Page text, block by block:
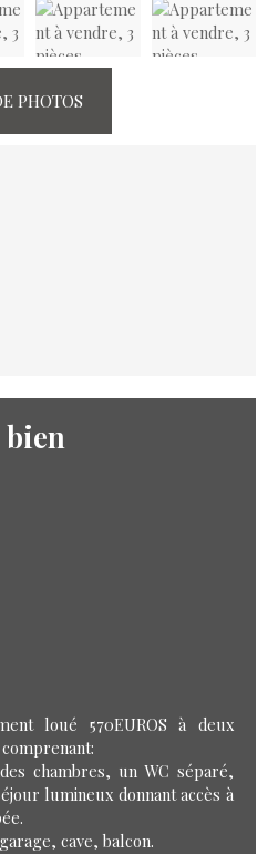
PHOTOS
loué 570EUROS à deux
chambres, un WC séparé,
lumineux donnant accès à
cave, balcon.